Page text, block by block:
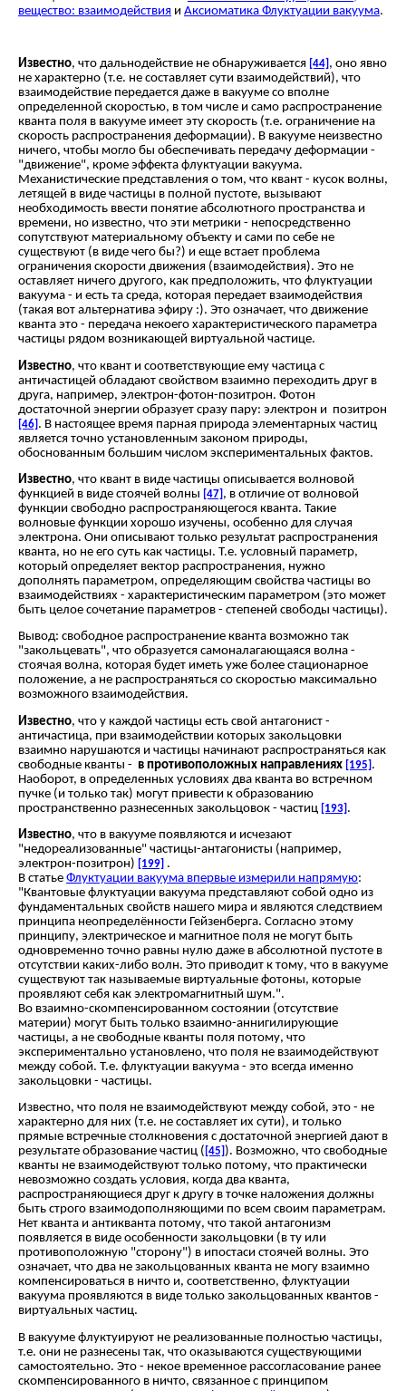
вещество: взаимодействия и Аксиоматика Флуктуации вакуума.
Известно, что дальнодействие не обнаруживается [44] , оно явно
не характерно (т.е. не составляет сути взаимодействий), что
взаимодействие передается даже в вакууме со вполне
определенной скоростью, в том числе и само распространение
кванта поля в вакууме имеет эту скорость (т.е. ограничение на
скорость распространения деформации). В вакууме неизвестно
ничего, чтобы могло бы обеспечивать передачу деформации -
"движение", кроме эффекта флуктуации вакуума.
Механистические представления о том, что квант - кусок волны,
летящей в виде частицы в полной пустоте, вызывают
необходимость ввести понятие абсолютного пространства и
времени, но известно, что эти метрики - непосредственно
сопутствуют материальному объекту и сами по себе не
существуют (в виде чего бы?) и еще встает проблема
ограничения скорости движения (взаимодействия). Это не
оставляет ничего другого, как предположить, что флуктуации
вакуума - и есть та среда, которая передает взаимодействия
(такая вот альтернатива эфиру :). Это означает, что движение
кванта это - передача некоего характеристического параметра
частицы рядом возникающей виртуальной частице.
Известно, что квант и соответствующие ему частица с
античастицей обладают свойством взаимно переходить друг в
друга, например, электрон-фотон-позитрон. Фотон
достаточной энергии образует сразу пару: электрон и позитрон
[46] . В настоящее время парная природа элементарных частиц
является точно установленным законом природы,
обоснованным большим числом экспериментальных фактов.
Известно, что квант в виде частицы описывается волновой
функцией в виде стоячей волны [47] , в отличие от волновой
функции свободно распространяющегося кванта. Такие
волновые функции хорошо изучены, особенно для случая
электрона. Они описывают только результат распространения
кванта, но не его суть как частицы. Т.е. условный параметр,
который определяет вектор распространения, нужно
дополнять параметром, определяющим свойства частицы во
взаимодействиях - характеристическим параметром (это может
быть целое сочетание параметров - степеней свободы частицы).
Вывод: свободное распространение кванта возможно так
"закольцевать", что образуется самоналагающаяся волна -
стоячая волна, которая будет иметь уже более стационарное
положение, а не распространяться со скоростью максимально
возможного взаимодействия.
Известно, что у каждой частицы есть свой антагонист -
античастица, при взаимодействии которых закольцовки
взаимно нарушаются и частицы начинают распространяться как
свободные кванты - в противоположных направлениях [195] .
Наоборот, в определенных условиях два кванта во встречном
пучке (и только так) могут привести к образованию
пространственно разнесенных закольцовок - частиц [193] .
Известно, что в вакууме появляются и исчезают
"недореализованные" частицы-антагонисты (например,
электрон-позитрон) [199] .
В статье Флуктуации вакуума впервые измерили напрямую:
"Квантовые флуктуации вакуума представляют собой одно из
фундаментальных свойств нашего мира и являются следствием
принципа неопределённости Гейзенберга. Согласно этому
принципу, электрическое и магнитное поля не могут быть
одновременно точно равны нулю даже в абсолютной пустоте в
отсутствии каких-либо волн. Это приводит к тому, что в вакууме
существуют так называемые виртуальные фотоны, которые
проявляют себя как электромагнитный шум.".
Во взаимно-скомпенсированном состоянии (отсутствие
материи) могут быть только взаимно-аннигилирующие
частицы, а не свободные кванты поля потому, что
экспериментально установлено, что поля не взаимодействуют
между собой. Т.е. флуктуации вакуума - это всегда именно
закольцовки - частицы.
Известно, что поля не взаимодействуют между собой, это - не
характерно для них (т.е. не составляет их сути), и только
прямые встречные столкновения с достаточной энергией дают в
результате образование частиц ( [45] ). Возможно, что свободные
кванты не взаимодействуют только потому, что практически
невозможно создать условия, когда два кванта,
распространяющиеся друг к другу в точке наложения должны
быть строго взаимодополняющими по всем своим параметрам.
Нет кванта и антикванта потому, что такой антагонизм
появляется в виде особенности закольцовки (в ту или
противоположную "сторону") в ипостаси стоячей волны. Это
означает, что два не закольцованных кванта не могу взаимно
компенсироваться в ничто и, соответственно, флуктуации
вакуума проявляются в виде только закольцованных квантов -
виртуальных частиц.
В вакууме флуктуируют не реализованные полностью частицы,
т.е. они не разнесены так, что оказываются существующими
самостоятельно. Это - некое временное рассогласование ранее
скомпенсированного в ничто, связанное с принципом